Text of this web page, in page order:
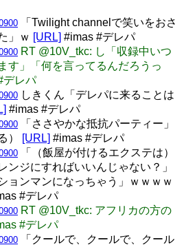
「Twilight channelで笑いをおさ
」ｗ [URL] #imas #デレパ
RT @10V_tkc: し「収録中いつ
す」「何を言ってるんだろうっ
デレパ
しきくん「デレパに来ることは
#imas #デレパ
「ささやかな抵抗パーティー」
）
[URL] #imas #デレパ
「（飯屋が付けるエクステは）
ンジにすればいいんじゃない？」
ョンマンになっちゃう」ｗｗｗｗ
#デレパ
RT @10V_tkc: アフリカの方の
#デレパ
「クールで、クールで、クール